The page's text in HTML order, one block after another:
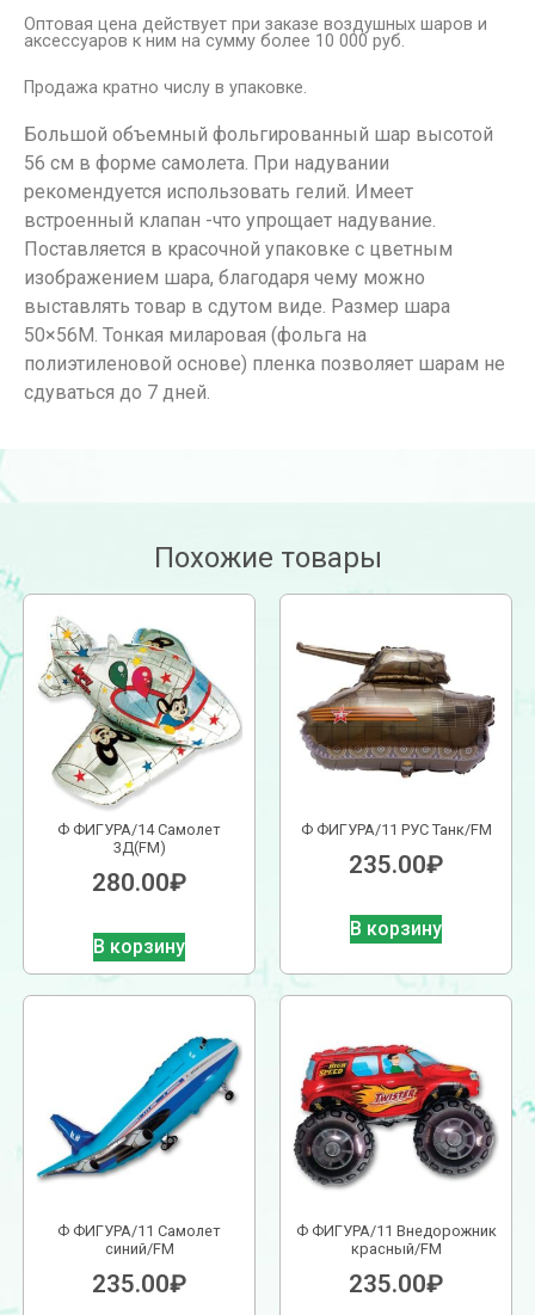
Оптовая цена действует при заказе воздушных шаров и
аксессуаров к ним на сумму более 10 000 руб.
Продажа кратно числу в упаковке.
Большой объемный фольгированный шар высотой
56 см в форме самолета. При надувании
рекомендуется использовать гелий. Имеет
встроенный клапан -что упрощает надувание.
Поставляется в красочной упаковке с цветным
изображением шара, благодаря чему можно
выставлять товар в сдутом виде. Размер шара
50×56М. Тонкая миларовая (фольга на
полиэтиленовой основе) пленка позволяет шарам не
сдуваться до 7 дней.
Похожие товары
Ф ФИГУРА/14 Самолет
3Д(FM)
280.00₽
В корзину
Ф ФИГУРА/11 РУС Танк/FM
235.00₽
В корзину
Ф ФИГУРА/11 Самолет
синий/FM
235.00₽
Ф ФИГУРА/11 Внедорожник
красный/FM
235.00₽